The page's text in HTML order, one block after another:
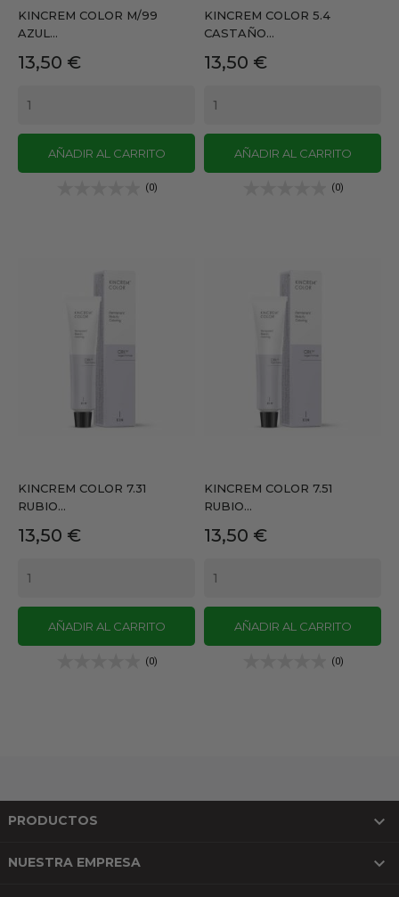
KINCREM COLOR M/99
AZUL...
Precio
13,50 €
AÑADIR AL CARRITO
(0)
KINCREM COLOR 5.4
CASTAÑO...
Precio
13,50 €
AÑADIR AL CARRITO
(0)
KINCREM COLOR 7.31
RUBIO...
Precio
13,50 €
AÑADIR AL CARRITO
(0)
KINCREM COLOR 7.51
RUBIO...
Precio
13,50 €
AÑADIR AL CARRITO
(0)
PRODUCTOS 
NUESTRA EMPRESA 